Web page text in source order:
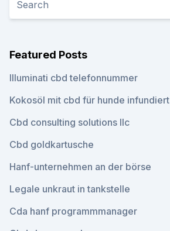
Featured Posts
Illuminati cbd telefonnummer
Kokosöl mit cbd für hunde infundiert
Cbd consulting solutions llc
Cbd goldkartusche
Hanf-unternehmen an der börse
Legale unkraut in tankstelle
Cda hanf programmmanager